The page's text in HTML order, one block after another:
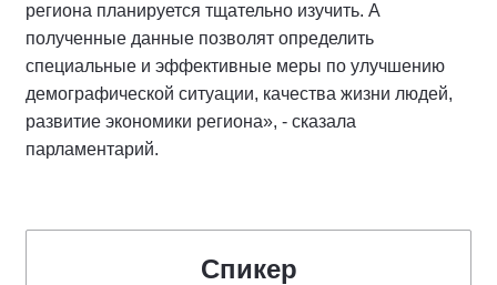
региона планируется тщательно изучить. А
полученные данные позволят определить
специальные и эффективные меры по улучшению
демографической ситуации, качества жизни людей,
развитие экономики региона», - сказала
парламентарий.
Спикер